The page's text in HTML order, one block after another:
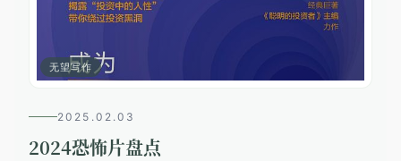
无望写作
2025.02.03
2024恐怖片盘点